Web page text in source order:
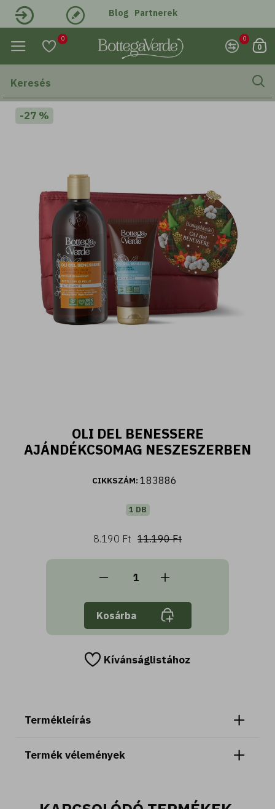
Fiori d'Oriente - Tusfürdő ylang ylang és
damaszkuszi rózsa kivonattal (400 ml)
2.590 Ft
Kosárba
Belépés Regisztráció
Blog Partnerek
0 0
0
-27 %
OLI DEL BENESSERE
AJÁNDÉKCSOMAG NESZESZERBEN
CIKKSZÁM: 183886
1 DB
8.190 Ft 11.190 Ft
Kosárba
Kívánságlistához
Termékleírás
Termék vélemények